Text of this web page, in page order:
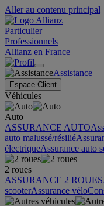
Aller au contenu principal
Particulier
Professionnels
Allianz en France
Assistance
Espace Client
Véhicules
Auto
ASSURANCE AUTO
auto malussé/résilié
électriqueAssurance auto
2 roues
ASSURANCE 2 ROUES
scooterAssurance vélo